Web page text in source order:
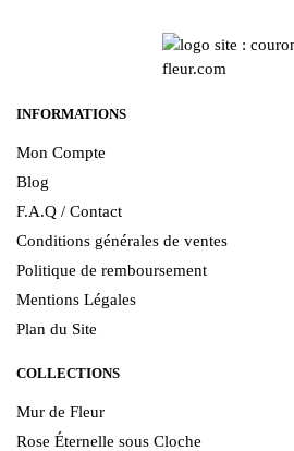
INFORMATIONS
Mon Compte
Blog
F.A.Q / Contact
Conditions générales de ventes
Politique de remboursement
Mentions Légales
Plan du Site
COLLECTIONS
Mur de Fleur
Rose Éternelle sous Cloche